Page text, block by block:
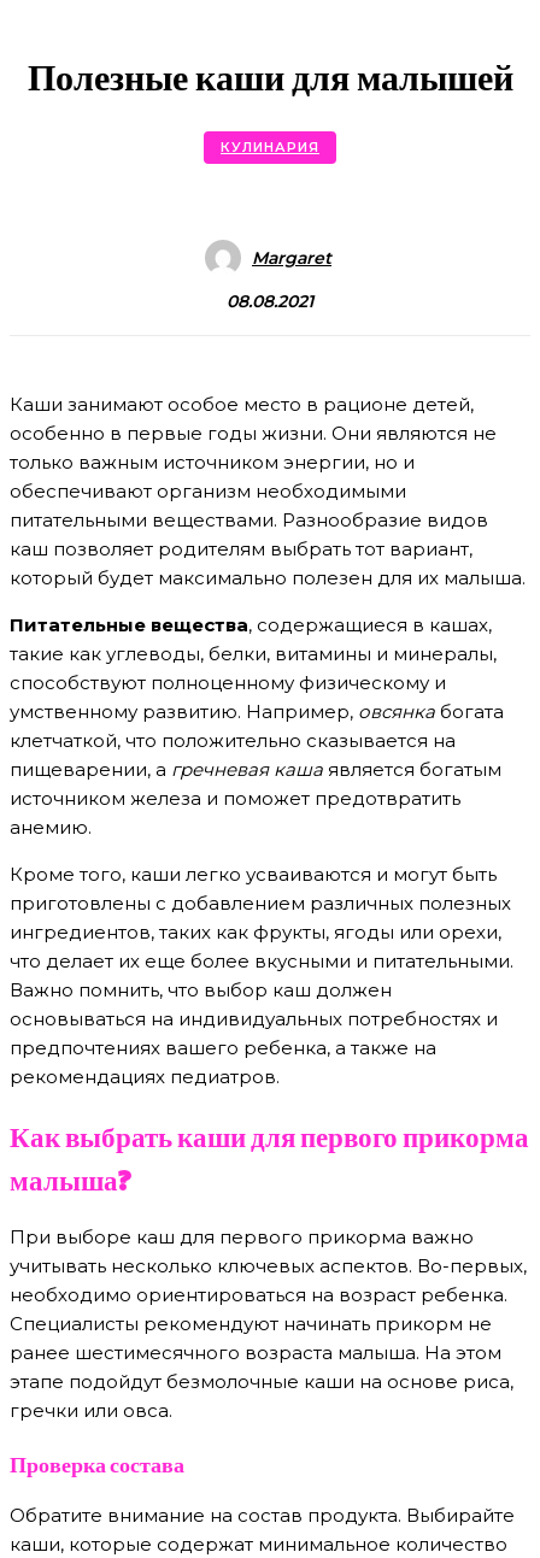
Полезные каши для малышей
КУЛИНАРИЯ
Margaret
08.08.2021
Каши занимают особое место в рационе детей,
особенно в первые годы жизни. Они являются не
только важным источником энергии, но и
обеспечивают организм необходимыми
питательными веществами. Разнообразие видов
каш позволяет родителям выбрать тот вариант,
который будет максимально полезен для их малыша.
Питательные вещества, содержащиеся в кашах,
такие как углеводы, белки, витамины и минералы,
способствуют полноценному физическому и
умственному развитию. Например, овсянка богата
клетчаткой, что положительно сказывается на
пищеварении, а гречневая каша является богатым
источником железа и поможет предотвратить
анемию.
Кроме того, каши легко усваиваются и могут быть
приготовлены с добавлением различных полезных
ингредиентов, таких как фрукты, ягоды или орехи,
что делает их еще более вкусными и питательными.
Важно помнить, что выбор каш должен
основываться на индивидуальных потребностях и
предпочтениях вашего ребенка, а также на
рекомендациях педиатров.
Как выбрать каши для первого прикорма
малыша?
При выборе каш для первого прикорма важно
учитывать несколько ключевых аспектов. Во-первых,
необходимо ориентироваться на возраст ребенка.
Специалисты рекомендуют начинать прикорм не
ранее шестимесячного возраста малыша. На этом
этапе подойдут безмолочные каши на основе риса,
гречки или овса.
Проверка состава
Обратите внимание на состав продукта. Выбирайте
каши, которые содержат минимальное количество